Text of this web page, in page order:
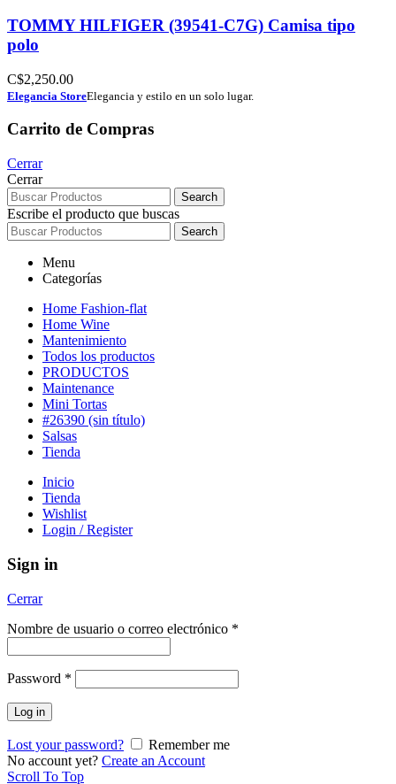
TOMMY HILFIGER (39541-C7G) Camisa tipo
polo
C$2,250.00
Elegancia StoreElegancia y estilo en un solo lugar.
Carrito de Compras
Cerrar
Cerrar
Search
Escribe el producto que buscas
Search
Menu
Categorías
Home Fashion-flat
Home Wine
Mantenimiento
Todos los productos
PRODUCTOS
Maintenance
Mini Tortas
#26390 (sin título)
Salsas
Tienda
Inicio
Tienda
Wishlist
Login / Register
Sign in
Cerrar
Nombre de usuario o correo electrónico *
Password *
Log in
Lost your password?
Remember me
No account yet? Create an Account
Scroll To Top